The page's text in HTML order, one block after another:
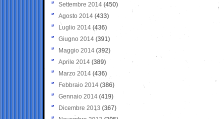
Settembre 2014 (450)
Agosto 2014 (433)
Luglio 2014 (436)
Giugno 2014 (391)
Maggio 2014 (392)
Aprile 2014 (389)
Marzo 2014 (436)
Febbraio 2014 (386)
Gennaio 2014 (419)
Dicembre 2013 (367)